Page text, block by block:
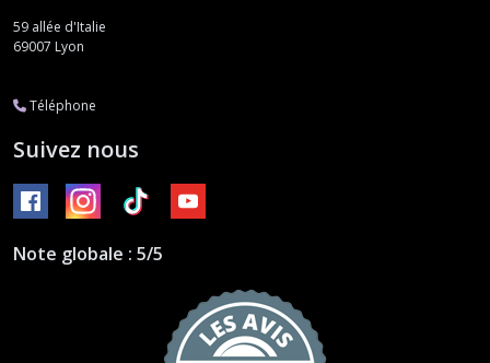
59 allée d'Italie
69007 Lyon
Téléphone
Suivez nous
Note globale : 5/5